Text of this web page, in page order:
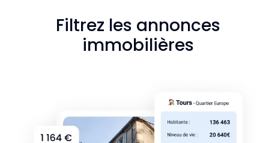
Filtrez les annonces
immobilières